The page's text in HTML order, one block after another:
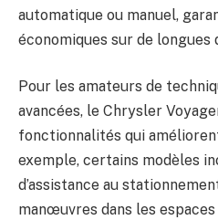
automatique ou manuel,
économiques sur de longues
Pour les amateurs de
avancées, le Chrysler
fonctionnalités qui
exemple, certains modèles
d’assistance au
manœuvres dans les